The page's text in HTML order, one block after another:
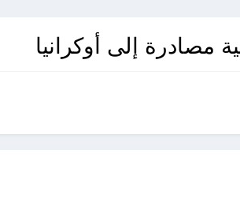
مصادرة إلى أوكرانيا